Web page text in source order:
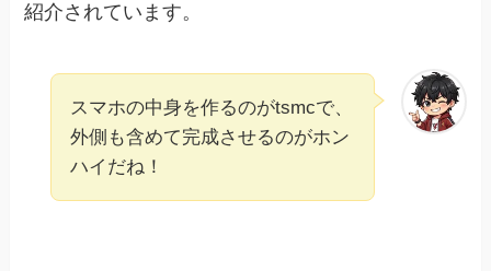
紹介されています。
スマホの中身を作るのがtsmcで、
外側も含めて完成させるのがホン
ハイだね！